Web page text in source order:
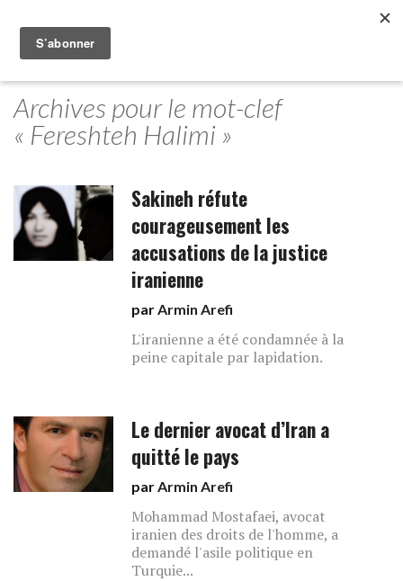
Archives pour le mot-clef
« Fereshteh Halimi »
Sakineh réfute
courageusement les
accusations de la justice
iranienne
parArmin Arefi
L'iranienne a été condamnée à la
peine capitale par lapidation.
Le dernier avocat d’Iran a
quitté le pays
parArmin Arefi
Mohammad Mostafaei, avocat
iranien des droits de l'homme, a
demandé l'asile politique en
Turquie...